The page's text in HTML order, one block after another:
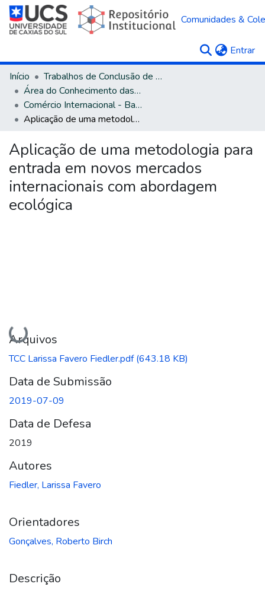
Comunidades &
Entrar
Início
Trabalhos de Conclusão de Curso
Área do Conhecimento das Ciências Sociais Aplicadas
Comércio Internacional - Bacharelado
Aplicação de uma metodologia para entrada em novos mercados internacionais com abordagem ecológica
Aplicação de uma metodologia para
entrada em novos mercados
internacionais com abordagem
ecológica
Carregando...
Arquivos
TCC Larissa Favero Fiedler.pdf(643.18 KB)
Data de Submissão
2019-07-09
Data de Defesa
2019
Autores
Fiedler, Larissa Favero
Orientadores
Gonçalves, Roberto Birch
Descrição